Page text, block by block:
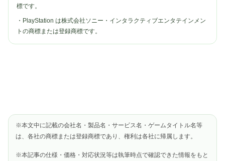
標です。
・PlayStation は株式会社ソニー・インタラクティブエンタテインメン
トの商標または登録商標です。
※本文中に記載の会社名・製品名・サービス名・ゲームタイトル名等
は、各社の商標または登録商標であり、権利は各社に帰属します。
※本記事の仕様・価格・対応状況等は執筆時点で確認できた情報をもと